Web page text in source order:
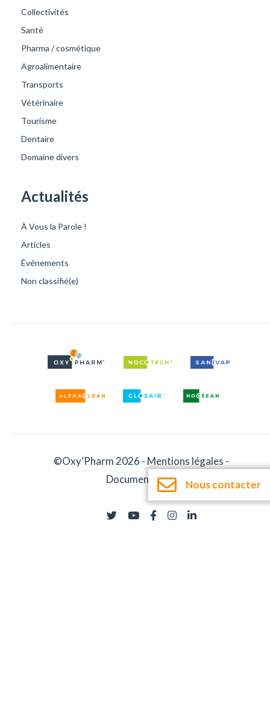
Collectivités
Santé
Pharma / cosmétique
Agroalimentaire
Transports
Vétérinaire
Tourisme
Dentaire
Domaine divers
Actualités
À Vous la Parole !
Articles
Événements
Non classifié(e)
©Oxy’Pharm 2026 - Mentions légales -
Documentation
Nous contacter